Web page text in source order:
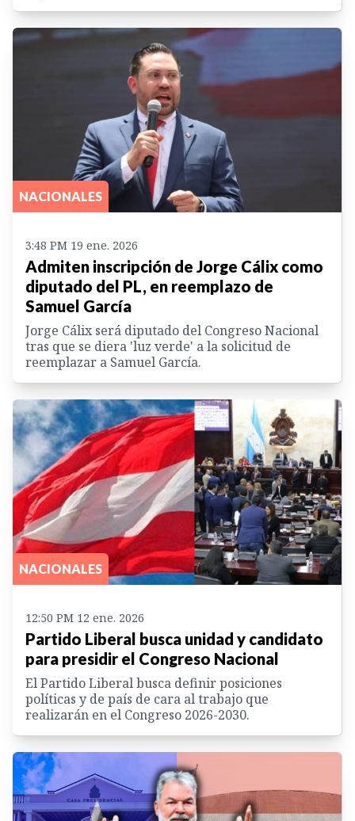
NACIONALES
3:48 PM 19 ene. 2026
Admiten inscripción de Jorge Cálix como
diputado del PL, en reemplazo de
Samuel García
Jorge Cálix será diputado del Congreso Nacional
tras que se diera 'luz verde' a la solicitud de
reemplazar a Samuel García.
NACIONALES
12:50 PM 12 ene. 2026
Partido Liberal busca unidad y candidato
para presidir el Congreso Nacional
El Partido Liberal busca definir posiciones
políticas y de país de cara al trabajo que
realizarán en el Congreso 2026-2030.